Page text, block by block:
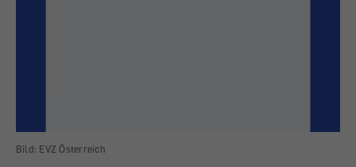
Bild: EVZ Österreich